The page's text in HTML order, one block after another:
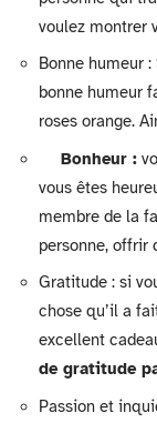
voulez montrer
Bonne humeur
bonne humeur
roses orange.
Bonheur :
vous êtes
membre de la
personne, offrir
Gratitude : si
chose qu’il a
excellent
de gratitude
Passion et